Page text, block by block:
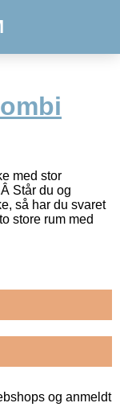
med stor
Står du og
så har du svaret
store rum med
og anmeldt